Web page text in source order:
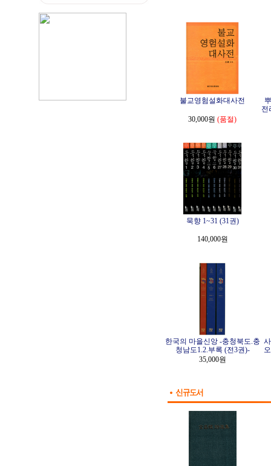
불교영험설화대사전
30,000원 (품절)
전
묵향 1~31 (31권)
140,000원
한국의 마을신앙 -충청북도.충
청남도1.2.부록 (전3권)-
35,000원